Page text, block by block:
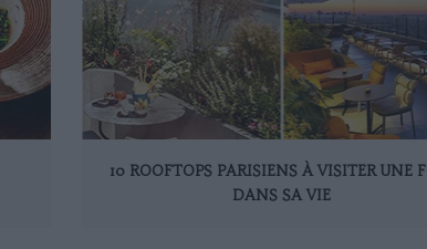
10 ROOFTOPS PARISIENS À VISITER UNE
DANS SA VIE